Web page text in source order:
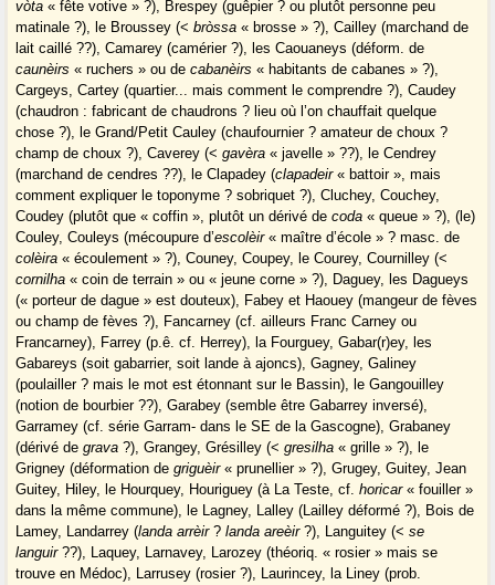
vòta « fête votive » ?), Brespey (guêpier ? ou plutôt personne peu
matinale ?), le Broussey (<bròssa « brosse » ?), Cailley (marchand de
lait caillé ??), Camarey (camérier ?), les Caouaneys (déform. de
caunèirs « ruchers » ou decabanèirs « habitants de cabanes » ?),
Cargeys, Cartey (quartier... mais comment le comprendre ?), Caudey
(chaudron : fabricant de chaudrons ? lieu où l’on chauffait quelque
chose ?), le Grand/Petit Cauley (chaufournier ? amateur de choux ?
champ de choux ?), Caverey (<gavèra « javelle » ??), le Cendrey
(marchand de cendres ??), le Clapadey (clapadeir« battoir », mais
comment expliquer le toponyme ? sobriquet ?), Cluchey, Couchey,
Coudey (plutôt que « coffin », plutôt un dérivé decoda « queue » ?), (le)
Couley, Couleys (mécoupure d’escolèir« maître d’école » ? masc. de
colèira « écoulement » ?), Couney, Coupey, le Courey, Cournilley (<
cornilha « coin de terrain » ou « jeune corne » ?), Daguey, les Dagueys
(« porteur de dague » est douteux), Fabey et Haouey (mangeur de fèves
ou champ de fèves ?), Fancarney (cf. ailleurs Franc Carney ou
Francarney), Farrey (p.ê. cf. Herrey), la Fourguey, Gabar(r)ey, les
Gabareys (soit gabarrier, soit lande à ajoncs), Gagney, Galiney
(poulailler ? mais le mot est étonnant sur le Bassin), le Gangouilley
(notion de bourbier ??), Garabey (semble être Gabarrey inversé),
Garramey (cf. série Garram- dans le SE de la Gascogne), Grabaney
(dérivé degrava ?), Grangey, Grésilley (<gresilha « grille » ?), le
Grigney (déformation degriguèir« prunellier » ?), Grugey, Guitey, Jean
Guitey, Hiley, le Hourquey, Houriguey (à La Teste, cf.horicar« fouiller »
dans la même commune), le Lagney, Lalley (Lailley déformé ?), Bois de
Lamey, Landarrey (landa arrèir?landa areèir?), Languitey (<se
languir??), Laquey, Larnavey, Larozey (théoriq. « rosier » mais se
trouve en Médoc), Larrusey (rosier ?), Laurincey, la Liney (prob.